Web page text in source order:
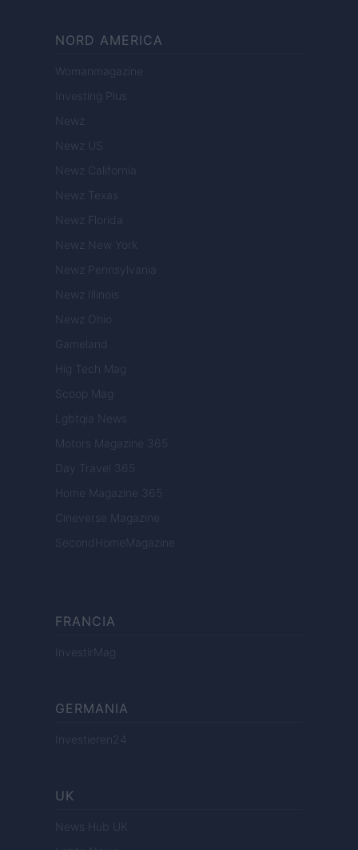
NORD AMERICA
Womanmagazine
Investing Plus
Newz
Newz US
Newz California
Newz Texas
Newz Florida
Newz New York
Newz Pennsylvania
Newz Illinois
Newz Ohio
Gameland
Hig Tech Mag
Scoop Mag
Lgbtqia News
Motors Magazine 365
Day Travel 365
Home Magazine 365
Cineverse Magazine
SecondHomeMagazine
FRANCIA
InvestirMag
GERMANIA
Investieren24
UK
News Hub UK